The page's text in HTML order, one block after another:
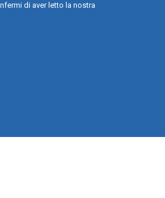
di aver letto la nostra